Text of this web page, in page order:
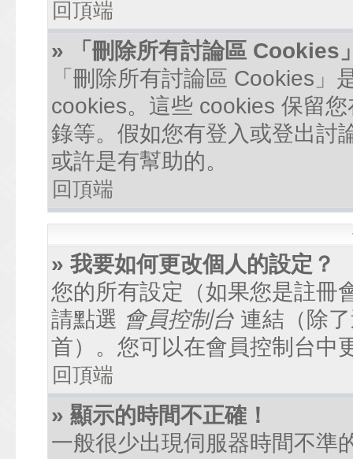
回頂端
» 「刪除所有討論區 Cookies
「刪除所有討論區 Cookies
cookies。這些 cookies 保留
錄等。假如您有登入或登出討
或許是有幫助的。
回頂端
» 我要如何更改個人的設定？
您的所有設定（如果您是註冊
請點選 會員控制台 連結（除
首）。您可以在會員控制台中
回頂端
» 顯示的時間不正確！
一般很少出現伺服器時間不準